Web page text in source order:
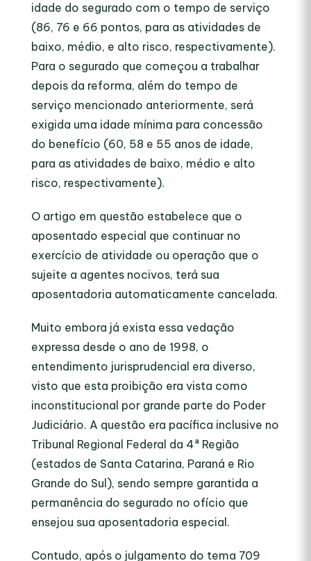
idade do segurado com o tempo de serviço
(86, 76 e 66 pontos, para as atividades de
baixo, médio, e alto risco, respectivamente).
Para o segurado que começou a trabalhar
depois da reforma, além do tempo de
serviço mencionado anteriormente, será
exigida uma idade mínima para concessão
do benefício (60, 58 e 55 anos de idade,
para as atividades de baixo, médio e alto
risco, respectivamente).
O artigo em questão estabelece que o
aposentado especial que continuar no
exercício de atividade ou operação que o
sujeite a agentes nocivos, terá sua
aposentadoria automaticamente cancelada.
Muito embora já exista essa vedação
expressa desde o ano de 1998, o
entendimento jurisprudencial era diverso,
visto que esta proibição era vista como
inconstitucional por grande parte do Poder
Judiciário. A questão era pacífica inclusive no
Tribunal Regional Federal da 4ª Região
(estados de Santa Catarina, Paraná e Rio
Grande do Sul), sendo sempre garantida a
permanência do segurado no ofício que
ensejou sua aposentadoria especial.
Contudo, após o julgamento do tema 709